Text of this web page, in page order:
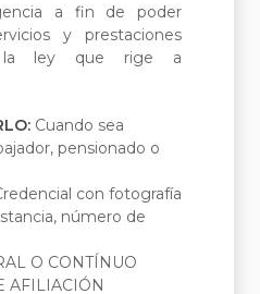
a fin de poder
y prestaciones
la ley que rige a
Cuando sea
pensionado o
con fotografía
número de
O CONTÍNUO
AFILIACIÓN